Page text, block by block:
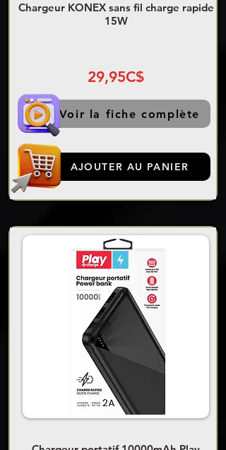
Chargeur KONEX sans fil charge rapide
15W
29,95C$
Voir la fiche complète
AJOUTER AU PANIER